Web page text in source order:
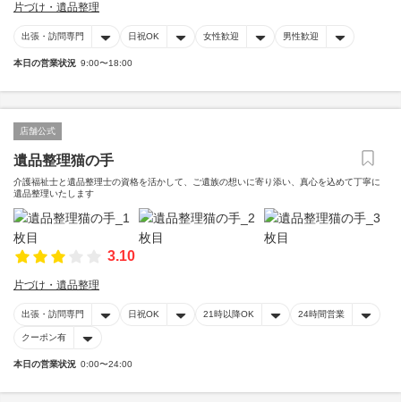
片づけ・遺品整理
出張・訪問専門 日祝OK 女性歓迎 男性歓迎
本日の営業状況 9:00〜18:00
店舗公式
遺品整理猫の手
介護福祉士と遺品整理士の資格を活かして、ご遺族の想いに寄り添い、真心を込めて丁寧に
遺品整理いたします
3.10
片づけ・遺品整理
出張・訪問専門 日祝OK 21時以降OK 24時間営業
クーポン有
本日の営業状況 0:00〜24:00